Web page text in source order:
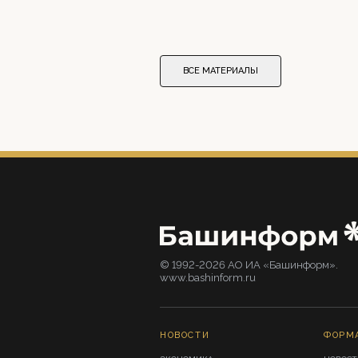
ВСЕ МАТЕРИАЛЫ
© 1992-2026 АО ИА «Башинформ».
www.bashinform.ru
НОВОСТИ